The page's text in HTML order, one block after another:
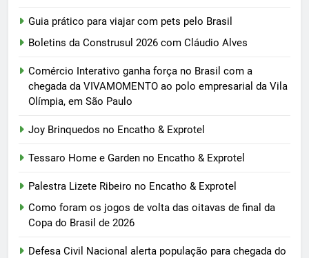
Guia prático para viajar com pets pelo Brasil
Boletins da Construsul 2026 com Cláudio Alves
Comércio Interativo ganha força no Brasil com a
chegada da VIVAMOMENTO ao polo empresarial da Vila
Olímpia, em São Paulo
Joy Brinquedos no Encatho & Exprotel
Tessaro Home e Garden no Encatho & Exprotel
Palestra Lizete Ribeiro no Encatho & Exprotel
Como foram os jogos de volta das oitavas de final da
Copa do Brasil de 2026
Defesa Civil Nacional alerta população para chegada do